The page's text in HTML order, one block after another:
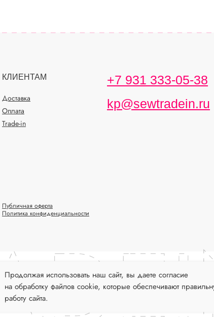
Продолжая использовать наш сайт, вы даете согласие
на обработку файлов cookie, которые обеспечивают
работу сайта.
КЛИЕНТАМ
Доставка
Оплата
Trade-in
+7 931 333-05-38
kp@sewtradein.ru
Политика конфиденциальности
Публичная оферта